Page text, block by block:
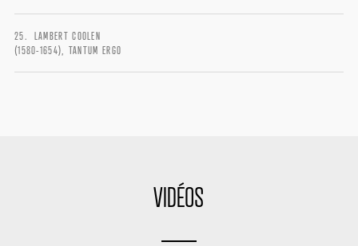
LAMBERT COOLEN
(1580-1654), TANTUM ERGO
VIDÉOS